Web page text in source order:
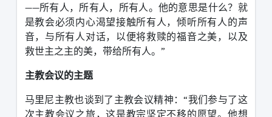
——所有人，所有人，所有人。他的意思是什么？就
是教会必须内心渴望接触所有人，倾听所有人的声
音，与所有人对话，以便将救赎的福音之美，以及
救世主之主的美，带给所有人。 ”
主教会议的主题
马里尼主教也谈到了主教会议精神：“我们参与了这
次主教会议之旅，这是教宗坚定不移的愿望。他想